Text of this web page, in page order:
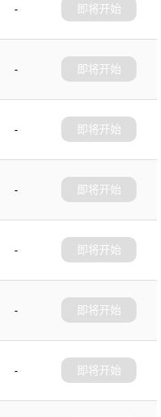
-
即将开始
-
即将开始
-
即将开始
-
即将开始
-
即将开始
-
即将开始
-
即将开始